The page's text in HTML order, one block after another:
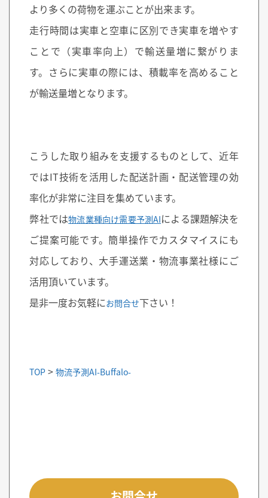
より多くの荷物を運ぶことが出来ます。
走行時間は実車と空車に区別でき実車を増やす
ことで（実車率向上）で輸送量増に繋がりま
す。さらに実車の際には、積載率を高めること
が輸送量増となります。
こうした取り組みを支援するものとして、近年
ではIT技術を活用した配送計画・配送管理の効
率化が非常に注目を集めています。
弊社では物流業種向け需要予測AIによる課題解決を
ご提案可能です。簡単操作でカスタマイスにも
対応しており、大手運送業・物流事業社様にご
活用頂いています。
是非一度お気軽にお問合せ下さい！
TOP >物流予測AI-Buffalo-